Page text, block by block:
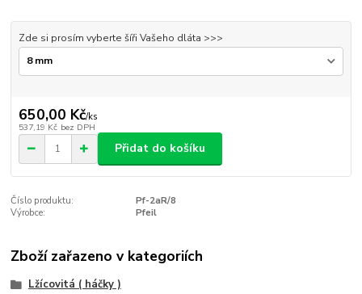
Zde si prosím vyberte šíři Vašeho dláta >>>
650,00 Kč/ks
537,19 Kč bez DPH
Přidat do košíku
Číslo produktu:
Pf-2aR/8
Výrobce:
Pfeil
Zboží zařazeno v kategoriích
Lžícovitá ( háčky )